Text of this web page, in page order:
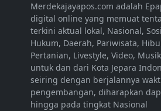
Merdekajayapos.com adalah
digital online yang memuat
terkini aktual lokal, Nasional,
Hukum, Daerah, Pariwisata,
Pertanian, Livestyle, Video,
untuk dan dari Kota Jepara
seiring dengan berjalannya
pengembangan, diharapkan
hingga pada tingkat Nasional